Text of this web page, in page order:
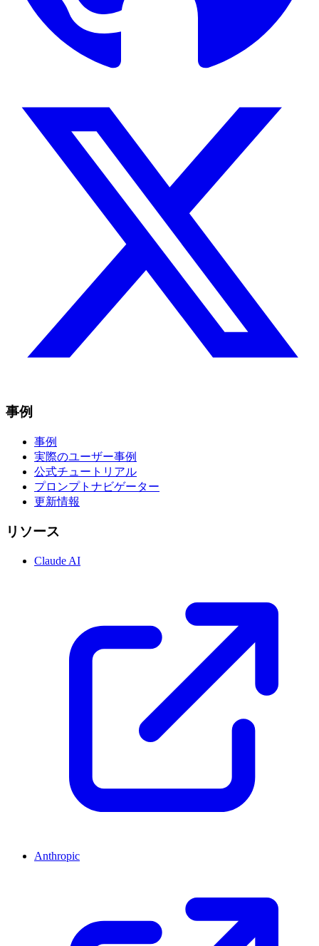
事例
事例
実際のユーザー事例
公式チュートリアル
プロンプトナビゲーター
更新情報
リソース
Claude AI
Anthropic